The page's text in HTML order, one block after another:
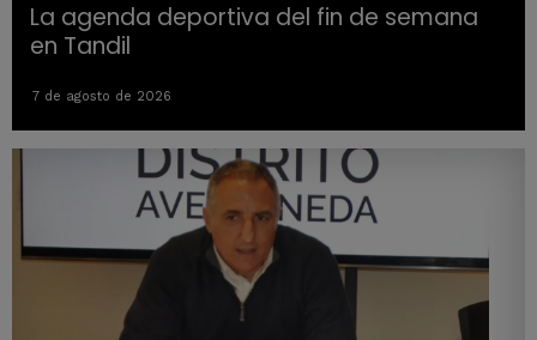
La agenda deportiva del fin de semana
en Tandil
7 de agosto de 2026